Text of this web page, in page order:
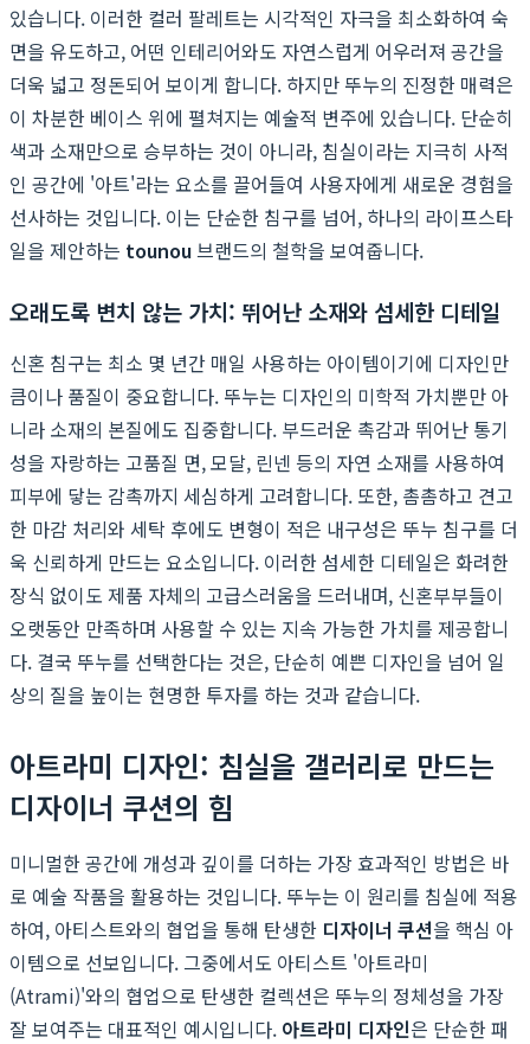
있습니다. 이러한 컬러 팔레트는 시각적인 자극을 최소화하여 숙
면을 유도하고, 어떤 인테리어와도 자연스럽게 어우러져 공간을
더욱 넓고 정돈되어 보이게 합니다. 하지만 뚜누의 진정한 매력은
이 차분한 베이스 위에 펼쳐지는 예술적 변주에 있습니다. 단순히
색과 소재만으로 승부하는 것이 아니라, 침실이라는 지극히 사적
인 공간에 '아트'라는 요소를 끌어들여 사용자에게 새로운 경험을
선사하는 것입니다. 이는 단순한 침구를 넘어, 하나의 라이프스타
일을 제안하는 tounou브랜드의 철학을 보여줍니다.
오래도록 변치 않는 가치: 뛰어난 소재와 섬세한 디테일
신혼 침구는 최소 몇 년간 매일 사용하는 아이템이기에 디자인만
큼이나 품질이 중요합니다. 뚜누는 디자인의 미학적 가치뿐만 아
니라 소재의 본질에도 집중합니다. 부드러운 촉감과 뛰어난 통기
성을 자랑하는 고품질 면, 모달, 린넨 등의 자연 소재를 사용하여
피부에 닿는 감촉까지 세심하게 고려합니다. 또한, 촘촘하고 견고
한 마감 처리와 세탁 후에도 변형이 적은 내구성은 뚜누 침구를 더
욱 신뢰하게 만드는 요소입니다. 이러한 섬세한 디테일은 화려한
장식 없이도 제품 자체의 고급스러움을 드러내며, 신혼부부들이
오랫동안 만족하며 사용할 수 있는 지속 가능한 가치를 제공합니
다. 결국 뚜누를 선택한다는 것은, 단순히 예쁜 디자인을 넘어 일
상의 질을 높이는 현명한 투자를 하는 것과 같습니다.
아트라미 디자인: 침실을 갤러리로 만드는
디자이너 쿠션의 힘
미니멀한 공간에 개성과 깊이를 더하는 가장 효과적인 방법은 바
로 예술 작품을 활용하는 것입니다. 뚜누는 이 원리를 침실에 적용
하여, 아티스트와의 협업을 통해 탄생한 디자이너 쿠션을 핵심 아
이템으로 선보입니다. 그중에서도 아티스트 '아트라미
(Atrami)'와의 협업으로 탄생한 컬렉션은 뚜누의 정체성을 가장
잘 보여주는 대표적인 예시입니다. 아트라미 디자인은 단순한 패